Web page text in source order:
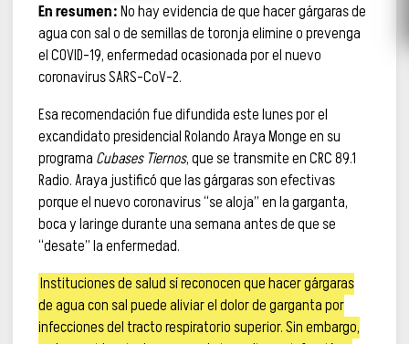
En resumen:No hay evidencia de que hacer gárgaras de
agua con sal o de semillas de toronja elimine o prevenga
el COVID-19, enfermedad ocasionada por el nuevo
coronavirus SARS-CoV-2.
Esa recomendación fue difundida este lunes por el
excandidato presidencial Rolando Araya Monge en su
programa Cubases Tiernos, que se transmite en CRC 89.1
Radio. Araya justificó que las gárgaras son efectivas
porque el nuevo coronavirus “se aloja” en la garganta,
boca y laringe durante una semana antes de que se
“desate” la enfermedad.
Instituciones de salud sí reconocen que hacer gárgaras
de agua con sal puede aliviar el dolor de garganta por
infecciones del tracto respiratorio superior. Sin embargo,